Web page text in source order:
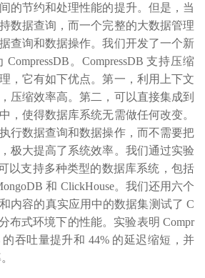
的节约和处理性能的提升。但是，当
数据查询，而一个完整的大数据管理
查询和数据操作。我们开发了一个新
。CompressDB 支持压缩
，它有如下优点。第一，利用上下文
压缩效率高。第二，可以直接集成到
，使得数据库系统无需做任何改变。
行数据查询和数据操作，而不需要把
极大提高了系统效率。我们通过实验
以支持多种类型的数据库系统，包括
和 ClickHouse。我们还用六个
内容的真实应用中的数据集测试了 C
布式环境下的性能。实验表明 Compr
的吞吐量提升和 44% 的延迟缩短，并